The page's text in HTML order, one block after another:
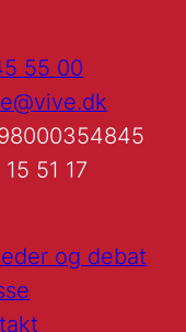
55 00
51 17
og debat